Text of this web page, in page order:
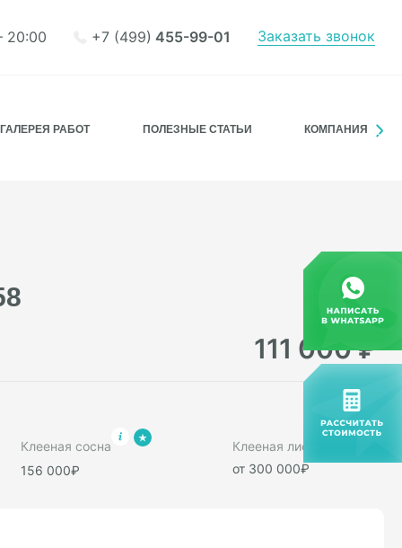
20:00 +7 (499) 455-99-01 Заказать звонок
ГАЛЕРЕЯ РАБОТ ПОЛЕЗНЫЕ СТАТЬИ КОМПАНИЯ
111 000₽
Клееная сосна
156 000₽
Клееная лиственница
от 300 000₽